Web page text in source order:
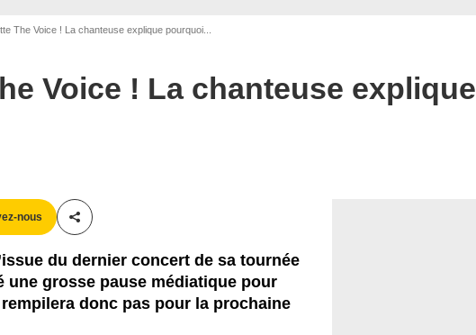
The Voice ! La chanteuse explique pourquoi...
Voice ! La chanteuse explique
nous
Partager cet article
du dernier concert de sa tournée
une grosse pause médiatique pour
donc pas pour la prochaine